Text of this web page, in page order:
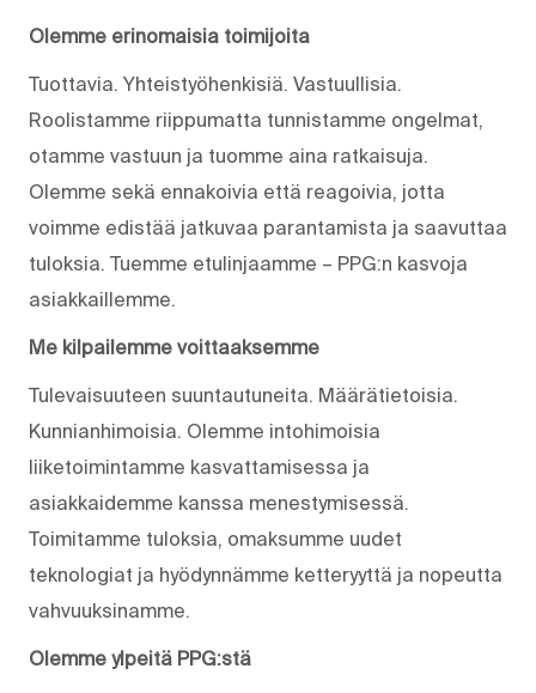
Olemme erinomaisia toimijoita
Tuottavia. Yhteistyöhenkisiä. Vastuullisia.
Roolistamme riippumatta tunnistamme ongelmat,
otamme vastuun ja tuomme aina ratkaisuja.
Olemme sekä ennakoivia että reagoivia, jotta
voimme edistää jatkuvaa parantamista ja saavuttaa
tuloksia. Tuemme etulinjaamme – PPG:n kasvoja
asiakkaillemme.
Me kilpailemme voittaaksemme
Tulevaisuuteen suuntautuneita. Määrätietoisia.
Kunnianhimoisia. Olemme intohimoisia
liiketoimintamme kasvattamisessa ja
asiakkaidemme kanssa menestymisessä.
Toimitamme tuloksia, omaksumme uudet
teknologiat ja hyödynnämme ketteryyttä ja nopeutta
vahvuuksinamme.
Olemme ylpeitä PPG:stä